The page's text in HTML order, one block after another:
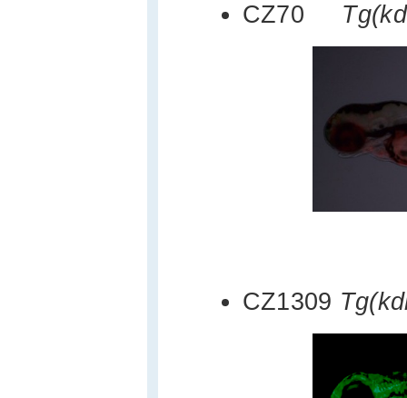
CZ70
CZ1309